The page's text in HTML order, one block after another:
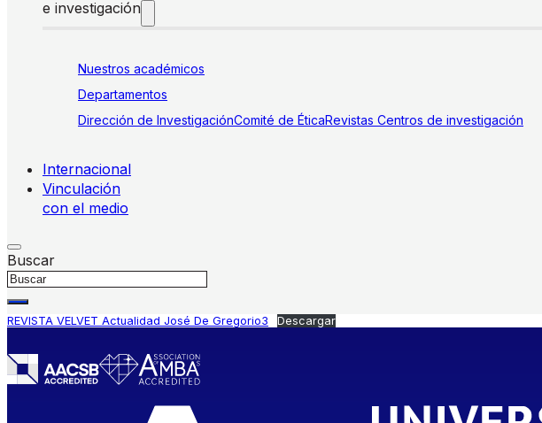
e investigación
Nuestros académicos
Departamentos
Dirección de InvestigaciónComité de ÉticaRevistas Centros de investigación
Internacional
Vinculación
con el medio
Buscar
REVISTA VELVET Actualidad José De Gregorio3 Descargar